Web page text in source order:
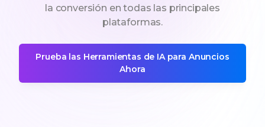
la conversión en todas las principales
plataformas.
Prueba las Herramientas de IA para Anuncios
Ahora